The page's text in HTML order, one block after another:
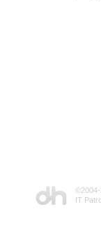
©2004-
IT